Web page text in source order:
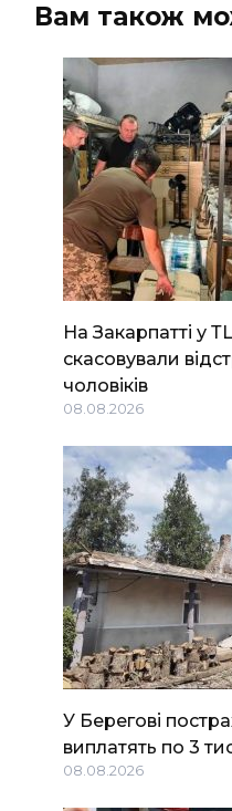
Вам також
На Закарпатті у
скасовували
чоловіків
08.08.2026
У Берегові
виплатять по 3
08.08.2026